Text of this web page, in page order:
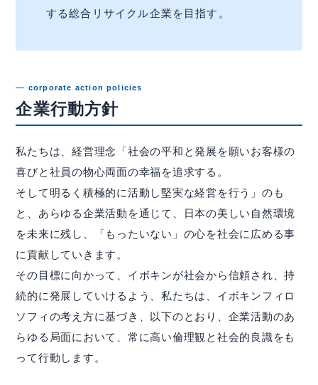
株主・株式関連
財務ハイライト
IRニュース
IRお問合せ
イボキン ブログ
contact
お問い合わせ
する総合リサイクル企業を目指す。
corporate action policies
企業行動方針
私たちは、経営理念「社会の平和と発展を願いお客様の
喜びと社員の物心両面の幸福を追求する。
そして明るく積極的に活動し堅実な経営を行う」のも
と、あらゆる企業活動を通じて、日本の美しい自然環境
を未来に残し、「もったいない」の心を社会に広める事
に貢献していきます。
その目標に向かって、イボキンが社会から信頼され、持
続的に発展していけるよう、私たちは、イボキンフィロ
ソフィの考え方に基づき、以下のとおり、企業活動のあ
らゆる局面において、常に高い倫理観と社会的良識をも
って行動します。